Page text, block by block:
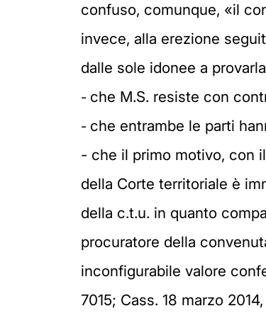
confuso, comunque, «il
invece, alla erezione
dalle sole idonee a
- che M.S. resiste con
- che entrambe le parti
- che il primo motivo, con
della Corte territoriale è
della c.t.u. in quanto
procuratore della
inconfigurabile valore
7015; Cass. 18 marzo